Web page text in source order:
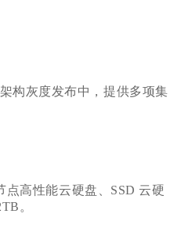
构灰度发布中，提供多项集
点高性能云硬盘、SSD 云硬
。